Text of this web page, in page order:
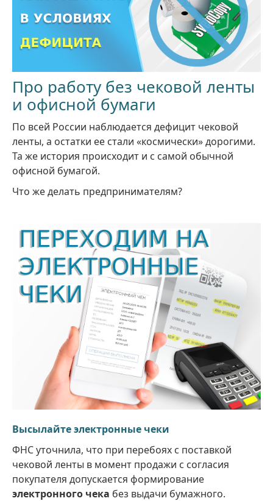
Про работу без чековой ленты
и офисной бумаги
По всей России наблюдается дефицит чековой
ленты, а остатки ее стали «космически» дорогими.
Та же история происходит и с самой обычной
офисной бумагой.
Что же делать предпринимателям?
Высылайте электронные чеки
ФНС уточнила, что при перебоях с поставкой
чековой ленты в момент продажи с согласия
покупателя допускается формирование
электронного чека без выдачи бумажного.